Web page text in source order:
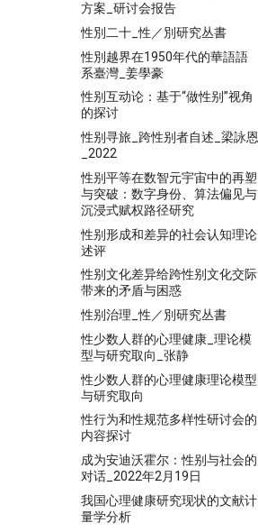
方案_研讨会报告
性別二十_性／別研究丛書
性別越界在1950年代的華語語
系臺灣_姜學豪
性别互动论：基于“做性别”视角
的探讨
性别寻旅_跨性别者自述_梁詠恩
_2022
性别平等在数智元宇宙中的再塑
与突破：数字身份、算法偏见与
沉浸式赋权路径研究
性别形成和差异的社会认知理论
述评
性别文化差异给跨性别文化交际
带来的矛盾与困惑
性别治理_性／別研究丛書
性少数人群的心理健康_理论模
型与研究取向_张静
性少数人群的心理健康理论模型
与研究取向
性行为和性规范多样性研讨会的
内容探讨
成为安迪沃霍尔：性别与社会的
对话_2022年2月19日
我国心理健康研究现状的文献计
量学分析